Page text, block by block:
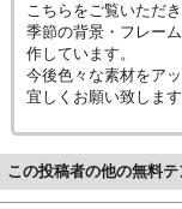
こちらをご覧いただ
季節の背景・フレー
作しています。
今後色々な素材をア
宜しくお願い致します
この投稿者の他の無料テ